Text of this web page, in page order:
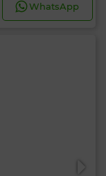
WhatsApp